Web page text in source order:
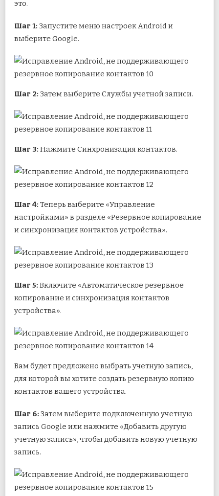
это.
Шаг 1: Запустите меню настроек Android и
выберите Google.
Шаг 2: Затем выберите Службы учетной записи.
Шаг 3: Нажмите Синхронизация контактов.
Шаг 4: Теперь выберите «Управление
настройками» в разделе «Резервное копирование
и синхронизация контактов устройства».
Шаг 5: Включите «Автоматическое резервное
копирование и синхронизация контактов
устройства».
Вам будет предложено выбрать учетную запись,
для которой вы хотите создать резервную копию
контактов вашего устройства.
Шаг 6: Затем выберите подключенную учетную
запись Google или нажмите «Добавить другую
учетную запись», чтобы добавить новую учетную
запись.